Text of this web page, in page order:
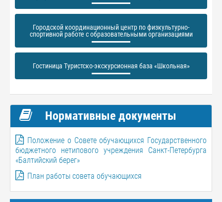
Городской координационный центр по физкультурно-
спортивной работе с образовательными организациями
Гостиница Туристско-экскурсионная база «Школьная»
Нормативные документы
Положение о Совете обучающихся Государственного
бюджетного нетипового учреждения Санкт-Петербурга
«Балтийский берег»
План работы совета обучающихся